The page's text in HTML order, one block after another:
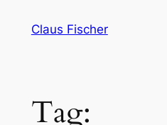
Claus Fischer
Tag: